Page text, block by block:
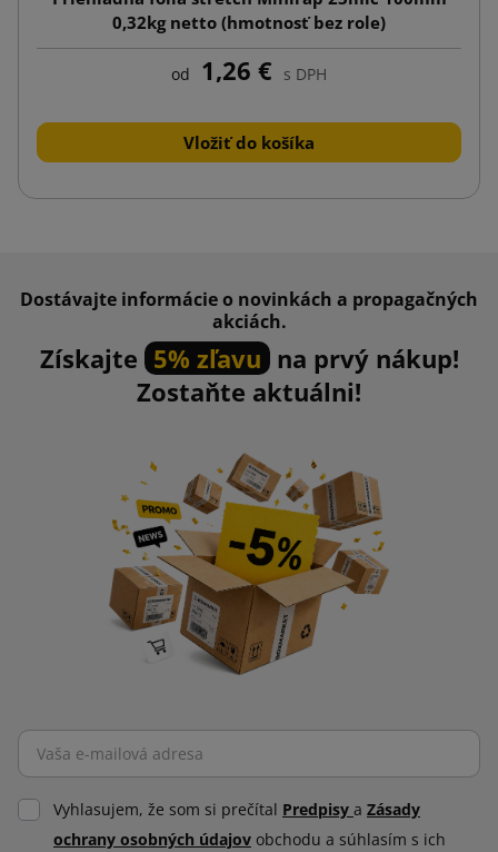
0,32kg netto (hmotnosť bez role)
od 1,26 € s DPH
Vložiť do košíka
Dostávajte informácie o novinkách a propagačných
akciách.
Získajte 5% zľavu na prvý nákup!
Zostaňte aktuálni!
Vyhlasujem, že som si prečítal Predpisy a Zásady
ochrany osobných údajov obchodu a súhlasím s ich